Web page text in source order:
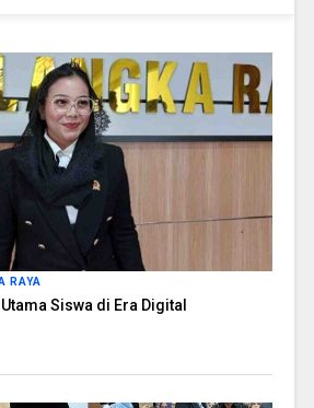
RAYA
Siswa di Era Digital